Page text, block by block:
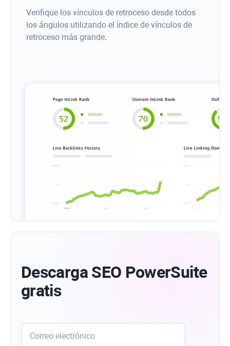
Verifique los vínculos de retroceso desde todos
los ángulos utilizando el índice de vínculos de
retroceso más grande.
Descarga SEO PowerSuite
gratis